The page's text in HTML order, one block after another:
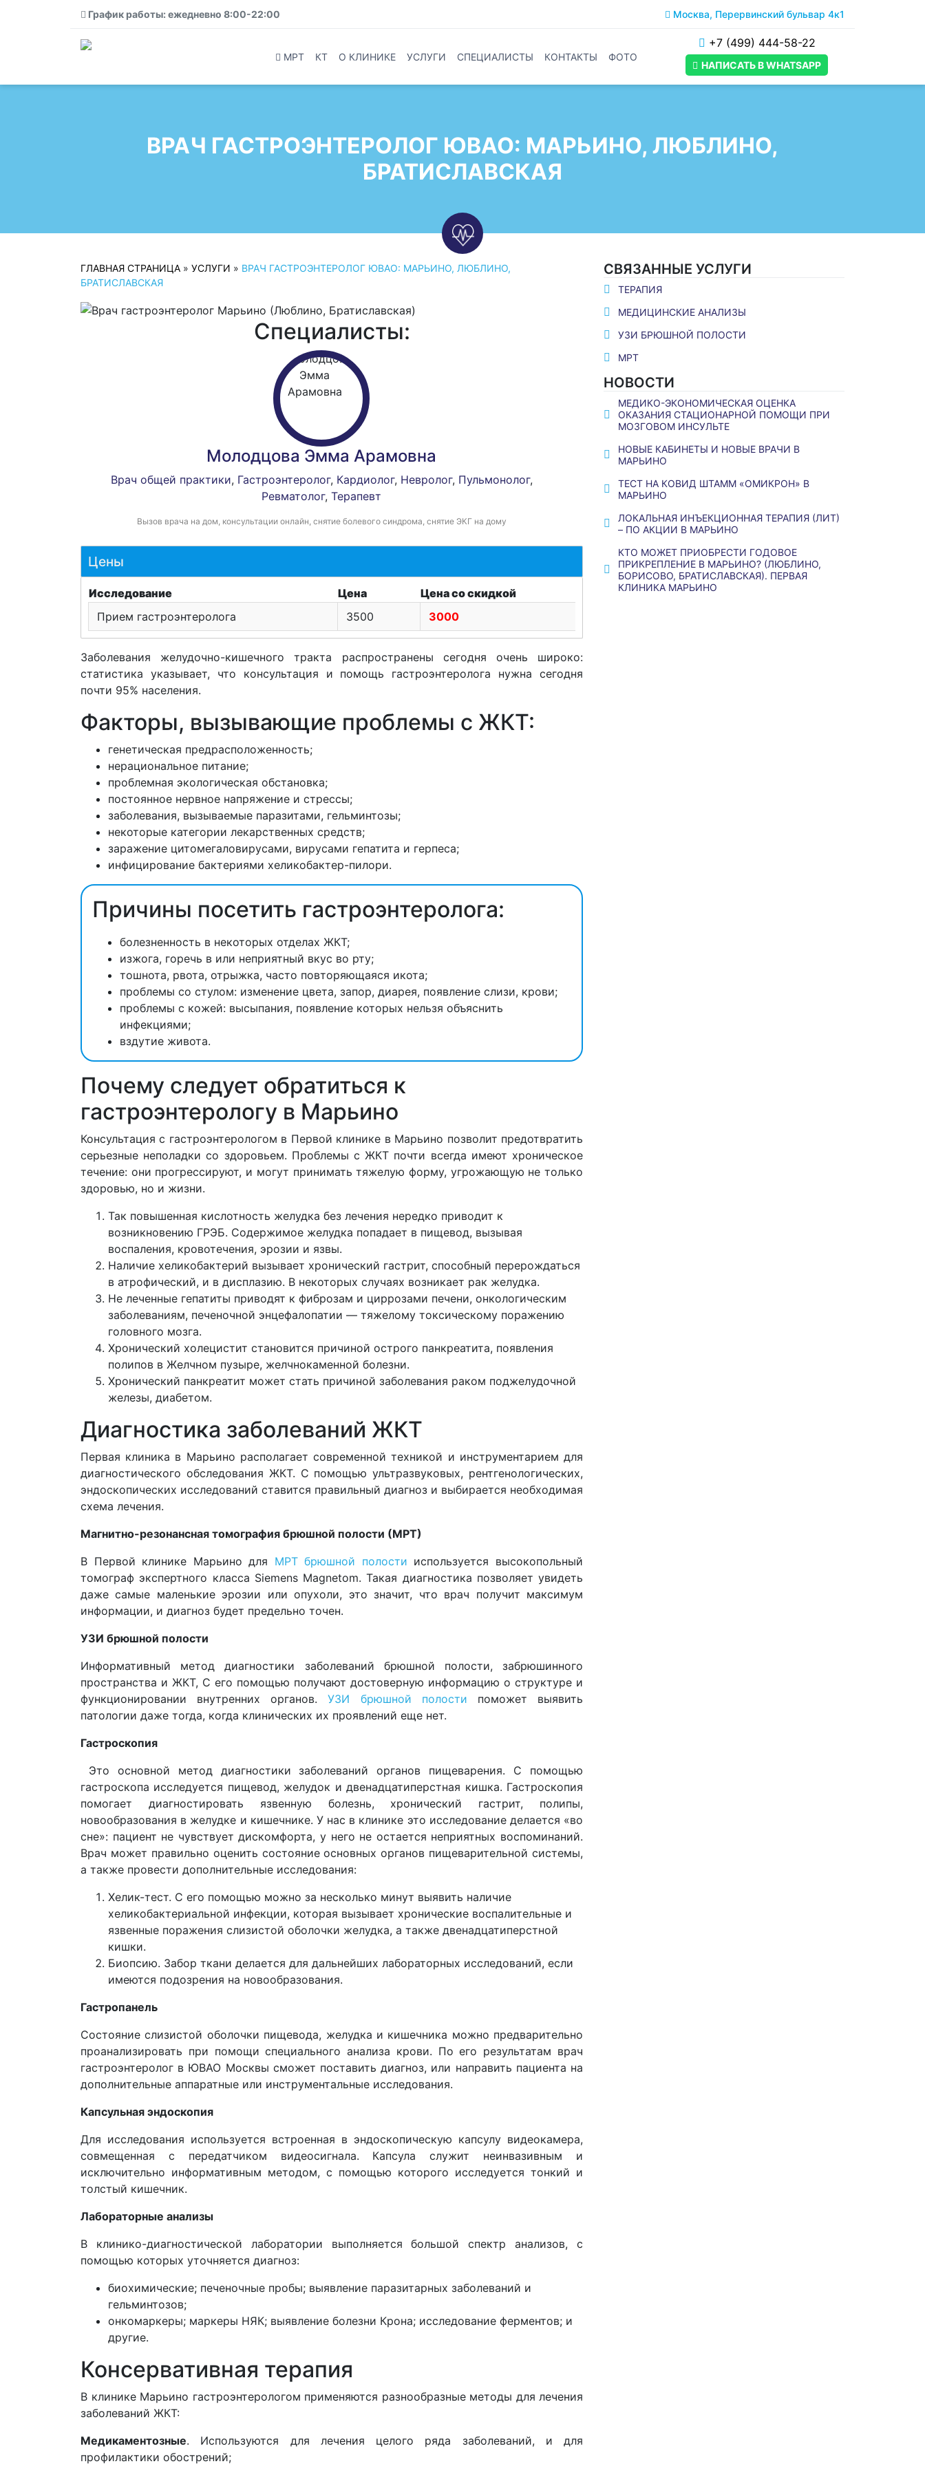
График работы: ежедневно 8:00-22:00 Москва, Перервинский бульвар 4к1
МРТ КТ О КЛИНИКЕ УСЛУГИ СПЕЦИАЛИСТЫ КОНТАКТЫ ФОТО
+7 (499) 444-58-22
НАПИСАТЬ В WHATSAPP
ВРАЧ ГАСТРОЭНТЕРОЛОГ ЮВАО: МАРЬИНО, ЛЮБЛИНО,
БРАТИСЛАВСКАЯ
ГЛАВНАЯ СТРАНИЦА » УСЛУГИ » ВРАЧ ГАСТРОЭНТЕРОЛОГ ЮВАО: МАРЬИНО, ЛЮБЛИНО,
БРАТИСЛАВСКАЯ
Специалисты:
Молодцова Эмма Арамовна
Врач общей практики, Гастроэнтеролог, Кардиолог, Невролог, Пульмонолог,
Ревматолог, Терапевт
Вызов врача на дом, консультации онлайн, снятие болевого синдрома, снятие ЭКГ на дому
Цены
Исследование Цена
Цена со скидкой
Прием гастроэнтеролога
3500 3000
Заболевания желудочно-кишечного тракта распространены сегодня очень широко:
статистика указывает, что консультация и помощь гастроэнтеролога нужна сегодня
почти 95% населения.
Факторы, вызывающие проблемы с ЖКТ:
генетическая предрасположенность;
нерациональное питание;
проблемная экологическая обстановка;
постоянное нервное напряжение и стрессы;
заболевания, вызываемые паразитами, гельминтозы;
некоторые категории лекарственных средств;
заражение цитомегаловирусами, вирусами гепатита и герпеса;
инфицирование бактериями хеликобактер-пилори.
Причины посетить гастроэнтеролога:
болезненность в некоторых отделах ЖКТ;
изжога, горечь в или неприятный вкус во рту;
тошнота, рвота, отрыжка, часто повторяющаяся икота;
проблемы со стулом: изменение цвета, запор, диарея, появление слизи, крови;
проблемы с кожей: высыпания, появление которых нельзя объяснить
инфекциями;
вздутие живота.
Почему следует обратиться к
гастроэнтерологу в Марьино
Консультация с гастроэнтерологом в Первой клинике в Марьино позволит предотвратить
серьезные неполадки со здоровьем. Проблемы с ЖКТ почти всегда имеют хроническое
течение: они прогрессируют, и могут принимать тяжелую форму, угрожающую не только
здоровью, но и жизни.
Так повышенная кислотность желудка без лечения нередко приводит к
возникновению ГРЭБ. Содержимое желудка попадает в пищевод, вызывая
воспаления, кровотечения, эрозии и язвы.
Наличие хеликобактерий вызывает хронический гастрит, способный перерождаться
в атрофический, и в дисплазию. В некоторых случаях возникает рак желудка.
Не леченные гепатиты приводят к фиброзам и циррозами печени, онкологическим
заболеваниям, печеночной энцефалопатии — тяжелому токсическому поражению
головного мозга.
Хронический холецистит становится причиной острого панкреатита, появления
полипов в Желчном пузыре, желчнокаменной болезни.
Хронический панкреатит может стать причиной заболевания раком поджелудочной
железы, диабетом.
Диагностика заболеваний ЖКТ
Первая клиника в Марьино располагает современной техникой и инструментарием для
диагностического обследования ЖКТ. С помощью ультразвуковых, рентгенологических,
эндоскопических исследований ставится правильный диагноз и выбирается необходимая
схема лечения.
Магнитно-резонансная томография брюшной полости (МРТ)
В Первой клинике Марьино для МРТ брюшной полости используется высокопольный
томограф экспертного класса Siemens Magnetom. Такая диагностика позволяет увидеть
даже самые маленькие эрозии или опухоли, это значит, что врач получит максимум
информации, и диагноз будет предельно точен.
УЗИ брюшной полости
Информативный метод диагностики заболеваний брюшной полости, забрюшинного
пространства и ЖКТ, С его помощью получают достоверную информацию о структуре и
функционировании внутренних органов.УЗИ брюшной полости поможет выявить
патологии даже тогда, когда клинических их проявлений еще нет.
Гастроскопия
Это основной метод диагностики заболеваний органов пищеварения. С помощью
гастроскопа исследуется пищевод, желудок и двенадцатиперстная кишка. Гастроскопия
помогает диагностировать язвенную болезнь, хронический гастрит, полипы,
новообразования в желудке и кишечнике. У нас в клинике это исследование делается «во
сне»: пациент не чувствует дискомфорта, у него не остается неприятных воспоминаний.
Врач может правильно оценить состояние основных органов пищеварительной системы,
а также провести дополнительные исследования:
Хелик-тест. С его помощью можно за несколько минут выявить наличие
хеликобактериальной инфекции, которая вызывает хронические воспалительные и
язвенные поражения слизистой оболочки желудка, а также двенадцатиперстной
кишки.
Биопсию. Забор ткани делается для дальнейших лабораторных исследований, если
имеются подозрения на новообразования.
Гастропанель
Состояние слизистой оболочки пищевода, желудка и кишечника можно предварительно
проанализировать при помощи специального анализа крови. По его результатам врач
гастроэнтеролог в ЮВАО Москвы сможет поставить диагноз, или направить пациента на
дополнительные аппаратные или инструментальные исследования.
Капсульная эндоскопия
Для исследования используется встроенная в эндоскопическую капсулу видеокамера,
совмещенная с передатчиком видеосигнала. Капсула служит неинвазивным и
исключительно информативным методом, с помощью которого исследуется тонкий и
толстый кишечник.
Лабораторные анализы
В клинико-диагностической лаборатории выполняется большой спектр анализов, с
помощью которых уточняется диагноз:
биохимические; печеночные пробы; выявление паразитарных заболеваний и
гельминтозов;
онкомаркеры; маркеры НЯК; выявление болезни Крона; исследование ферментов; и
другие.
Консервативная терапия
В клинике Марьино гастроэнтерологом применяются разнообразные методы для лечения
заболеваний ЖКТ:
Медикаментозные. Используются для лечения целого ряда заболеваний, и для
профилактики обострений;
СВЯЗАННЫЕ УСЛУГИ
ТЕРАПИЯ
МЕДИЦИНСКИЕ АНАЛИЗЫ
УЗИ БРЮШНОЙ ПОЛОСТИ
МРТ
НОВОСТИ
МЕДИКО-ЭКОНОМИЧЕСКАЯ ОЦЕНКА
ОКАЗАНИЯ СТАЦИОНАРНОЙ ПОМОЩИ ПРИ
МОЗГОВОМ ИНСУЛЬТЕ
НОВЫЕ КАБИНЕТЫ И НОВЫЕ ВРАЧИ В
МАРЬИНО
ТЕСТ НА КОВИД ШТАММ «ОМИКРОН» В
МАРЬИНО
ЛОКАЛЬНАЯ ИНЪЕКЦИОННАЯ ТЕРАПИЯ (ЛИТ)
– ПО АКЦИИ В МАРЬИНО
КТО МОЖЕТ ПРИОБРЕСТИ ГОДОВОЕ
ПРИКРЕПЛЕНИЕ В МАРЬИНО? (ЛЮБЛИНО,
БОРИСОВО, БРАТИСЛАВСКАЯ). ПЕРВАЯ
КЛИНИКА МАРЬИНО